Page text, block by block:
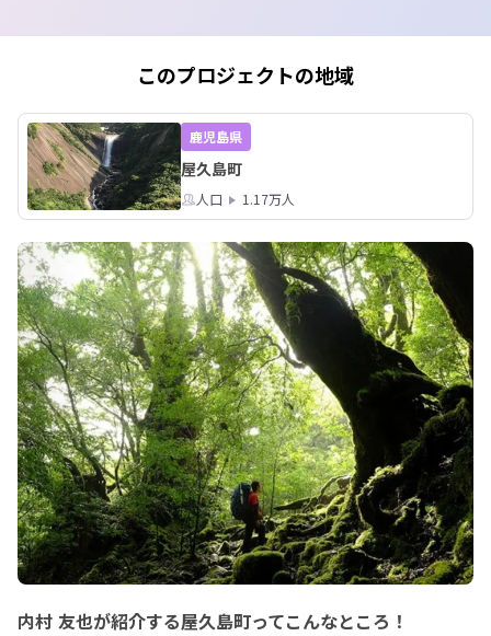
ゴミの総量は3日間で約240kg。
それぞれ約1時間の活動でしたが、小さ
な行動の積み重ねが、屋久島の海と自
然を守る大きな力になると信じていま
す。
これからも、一人ひとりができること
を続けながら、持続可能な島づくりに
貢献してまいります。
このプロジェクトの地域
鹿児島県
屋久島町
人口 1.17万人
内村 友也が紹介する屋久島町ってこんなところ！